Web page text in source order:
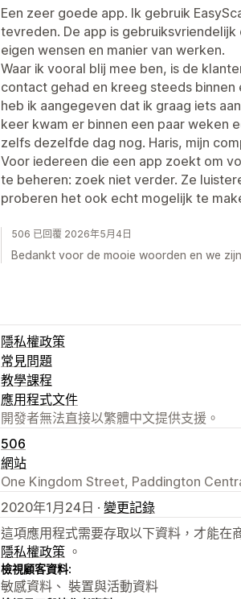
Een zeer goede app. Ik gebruik
tevreden. De app is
eigen wensen en manier van werken.
Waar ik vooral blij mee ben, is de
contact gehad en kreeg steeds
heb ik aangegeven dat ik graag iets
keer kwam er binnen een paar weken
zelfs dezelfde dag nog. Haris, mijn
Voor iedereen die een app zoekt om
te beheren: zoek niet verder. Ze
proberen het ook echt mogelijk te
506 已回覆 2026年5月4日
Bedankt voor de mooie woorden en we
隱私權政策
常見問題
教學課程
應用程式文件
開發者無法直接以繁體中文提供支援。
506
網站
One Kingdom Street, Paddington
2020年1月24日 · 變更記錄
這項應用程式需要存取以下資料，才能在
隱私權政策 。
檢視顧客資料:
敏感資料、 裝置與活動資料